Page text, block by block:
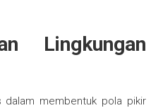
Lingkungan
dalam membentuk pola pikir